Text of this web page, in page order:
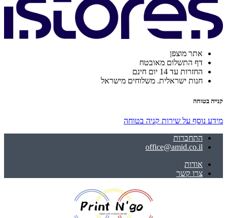
אתר מוצפן
דף התשלום מאובטח
החזרות עד 14 יום חינם
חנות ישראלית. משלוחים מישראל
קנייה בטוחה
מידע נוסף על שירות קניה בטוחה
התחברות
office@amid.co.il
אודות
צרו קשר